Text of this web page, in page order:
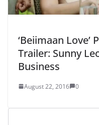
‘Beiimaan Love’
Trailer: Sunny
Business
August 22, 2016 0